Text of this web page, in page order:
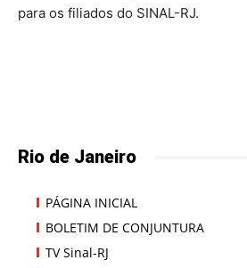
para os filiados do SINAL-RJ.
Rio de Janeiro
PÁGINA INICIAL
BOLETIM DE CONJUNTURA
TV Sinal-RJ